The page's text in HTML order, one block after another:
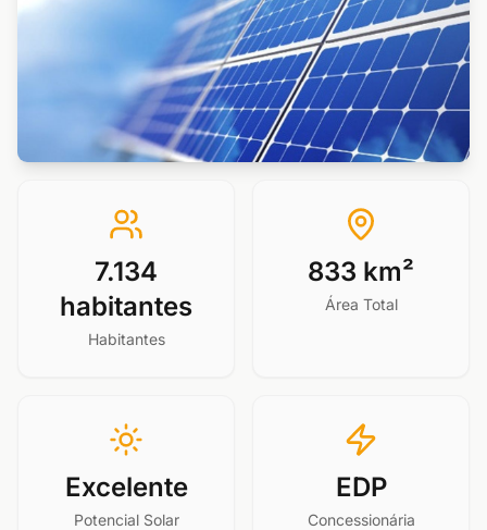
7.134
habitantes
Habitantes
833 km²
Área Total
Excelente
Potencial Solar
EDP
Concessionária